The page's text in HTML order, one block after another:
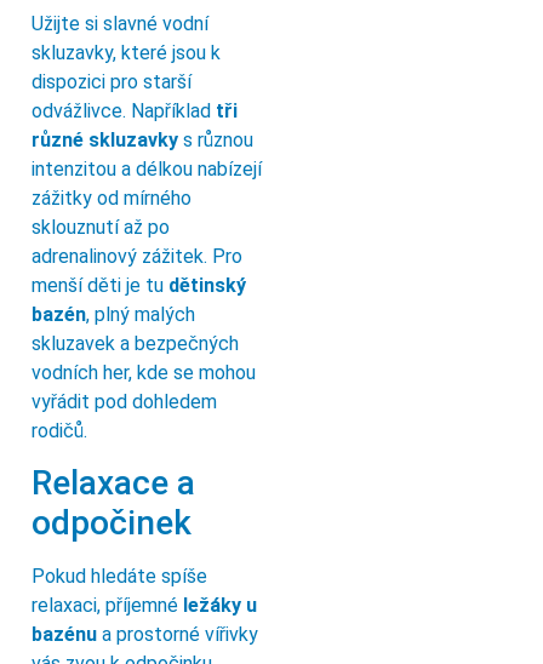
Užijte si slavné vodní
skluzavky, které jsou k
dispozici pro starší
odvážlivce. Například tři
různé skluzavky s různou
intenzitou a délkou nabízejí
zážitky od mírného
sklouznutí až po
adrenalinový zážitek. Pro
menší děti je tu dětinský
bazén, plný malých
skluzavek a bezpečných
vodních her, kde se mohou
vyřádit pod dohledem
rodičů.
Relaxace a
odpočinek
Pokud hledáte spíše
relaxaci, příjemné ležáky u
bazénu a prostorné vířivky